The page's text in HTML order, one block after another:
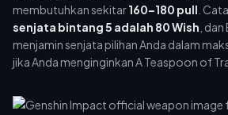
membutuhkan sekitar160–180 pull .
senjata bintang 5 adalah 80 Wish ,
menjamin senjata pilihan Anda dalam
jika Anda menginginkan A Teaspoon of